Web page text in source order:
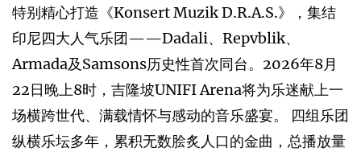
特别精心打造《Konsert Muzik D.R.A.S.》，集结
印尼四大人气乐团——Dadali、Repvblik、
Armada及Samsons历史性首次同台。2026年8月
22日晚上8时，吉隆坡UNIFI Arena将为乐迷献上一
场横跨世代、满载情怀与感动的音乐盛宴。 四组乐团
纵横乐坛多年，累积无数脍炙人口的金曲，总播放量